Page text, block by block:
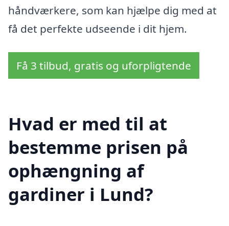
håndværkere, som kan hjælpe dig med at
få det perfekte udseende i dit hjem.
Få 3 tilbud, gratis og uforpligtende
Hvad er med til at
bestemme prisen på
ophængning af
gardiner i Lund?